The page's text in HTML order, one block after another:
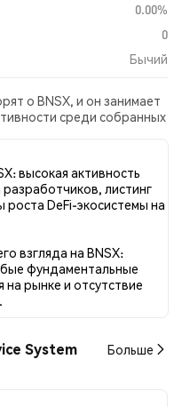
0.00%
0
Бычий
о BNSX, и он занимает
среди собранных
Всего было
BNSX. В Twitter 0.00%
с 0.00% твитов с
твитов были
Эти данные основаны
высокая активность
листинг
роста DeFi-экосистемы на
взгляда на BNSX:
фундаментальные
на рынке и отсутствие
System
Больше